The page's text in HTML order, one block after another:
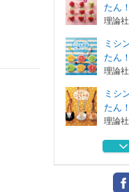
たん
理論社
ミシ
たん
理論社
ミシ
たん
理論社
ミシ
理論社